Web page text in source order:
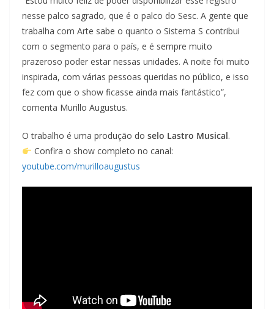
nesse palco sagrado, que é o palco do Sesc. A gente que
trabalha com Arte sabe o quanto o Sistema S contribui
com o segmento para o país, e é sempre muito
prazeroso poder estar nessas unidades. A noite foi muito
inspirada, com várias pessoas queridas no público, e isso
fez com que o show ficasse ainda mais fantástico”,
comenta Murillo Augustus.
O trabalho é uma produção do selo Lastro Musical.
Confira o show completo no canal:
youtube.com/murilloaugustus